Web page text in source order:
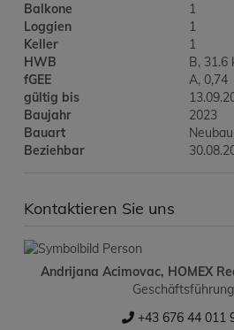
Balkone
1
Loggien
1
Keller
1
HWB
B, 31.6
fGEE
A, 0,74
gültig bis
Baujahr
2023
Bauart
Neubau
Beziehbar
Kontaktieren Sie uns
Andrijana Acimovac, HOMEX
Geschäftsführung
+43 676 44 011